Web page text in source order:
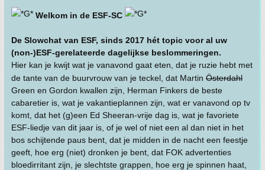
Welkom in de ESF-SC
De Slowchat van ESF, sinds 2017 hét topic voor al uw
(non-)ESF-gerelateerde dagelijkse beslommeringen.
Hier kan je kwijt wat je vanavond gaat eten, dat je ruzie hebt met
de tante van de buurvrouw van je teckel, dat Martin Österdahl
Green en Gordon kwallen zijn, Herman Finkers de beste
cabaretier is, wat je vakantieplannen zijn, wat er vanavond op tv
komt, dat het (g)een Ed Sheeran-vrije dag is, wat je favoriete
ESF-liedje van dit jaar is, of je wel of niet een al dan niet in het
bos schijtende paus bent, dat je midden in de nacht een feestje
geeft, hoe erg (niet) dronken je bent, dat FOK advertenties
bloedirritant zijn, je slechtste grappen, hoe erg je spinnen haat,